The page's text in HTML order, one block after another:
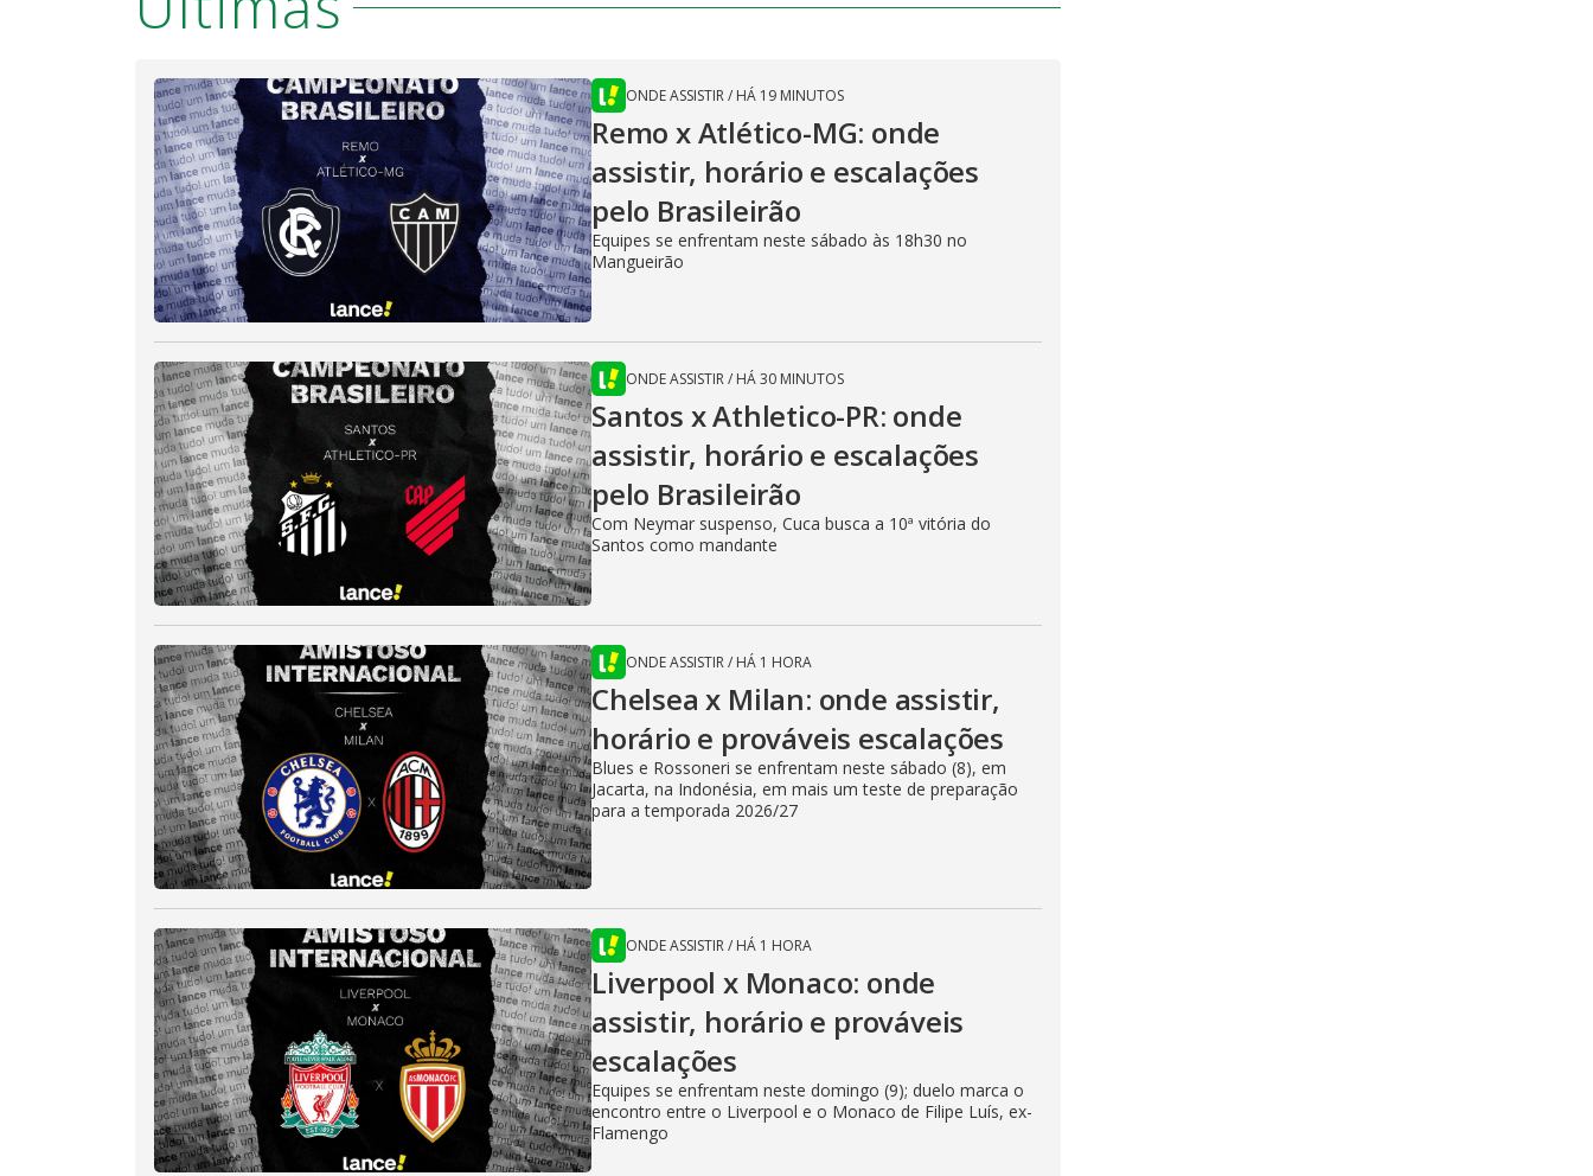
ONDE ASSISTIR/ HÁ 19 MINUTOS
Remo x Atlético-MG: onde
assistir, horário e escalações
pelo Brasileirão
Equipes se enfrentam neste sábado às 18h30 no
Mangueirão
ONDE ASSISTIR/ HÁ 30 MINUTOS
Santos x Athletico-PR: onde
assistir, horário e escalações
pelo Brasileirão
Com Neymar suspenso, Cuca busca a 10ª vitória do
Santos como mandante
ONDE ASSISTIR/ HÁ 1 HORA
Chelsea x Milan: onde assistir,
horário e prováveis escalações
Blues e Rossoneri se enfrentam neste sábado (8), em
Jacarta, na Indonésia, em mais um teste de preparação
para a temporada 2026/27
ONDE ASSISTIR/ HÁ 1 HORA
Liverpool x Monaco: onde
assistir, horário e prováveis
escalações
Equipes se enfrentam neste domingo (9); duelo marca o
encontro entre o Liverpool e o Monaco de Filipe Luís, ex-
Flamengo